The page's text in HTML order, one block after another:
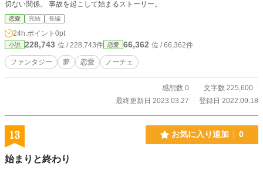
切ない関係。 事故を起こして始まるストーリー。
恋愛 完結 長編
24h.ポイント 0pt
小説 228,743 位 / 228,743件 恋愛 66,362 位 / 66,362件
ファンタジー 夢 恋愛 ノーチェ
感想数 0
文字数 225,600
最終更新日 2023.03.27
登録日 2022.09.18
13 お気に入り追加 0
始まりと終わり